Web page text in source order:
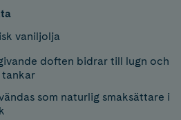
vaniljolja
doften bidrar till lugn och
tankar
som naturlig smaksättare i